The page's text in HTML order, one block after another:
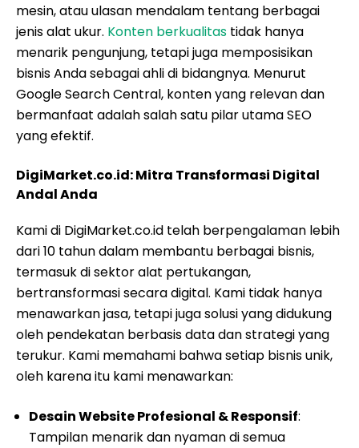
mesin, atau ulasan mendalam tentang berbagai
jenis alat ukur. Konten berkualitas tidak hanya
menarik pengunjung, tetapi juga memposisikan
bisnis Anda sebagai ahli di bidangnya. Menurut
Google Search Central, konten yang relevan dan
bermanfaat adalah salah satu pilar utama SEO
yang efektif.
DigiMarket.co.id: Mitra Transformasi Digital
Andal Anda
Kami di DigiMarket.co.id telah berpengalaman lebih
dari 10 tahun dalam membantu berbagai bisnis,
termasuk di sektor alat pertukangan,
bertransformasi secara digital. Kami tidak hanya
menawarkan jasa, tetapi juga solusi yang didukung
oleh pendekatan berbasis data dan strategi yang
terukur. Kami memahami bahwa setiap bisnis unik,
oleh karena itu kami menawarkan:
Desain Website Profesional & Responsif:
Tampilan menarik dan nyaman di semua